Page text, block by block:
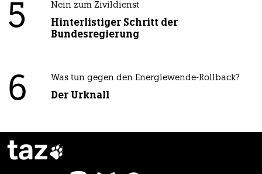
5 Nein zum Zivildienst
Hinterlistiger Schritt der
Bundesregierung
6 Was tun gegen den Energiewende-Rollback?
Der Urknall
taz